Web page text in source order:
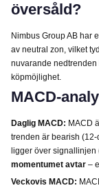
översåld?
Nimbus Group AB har
av neutral zon, vilket
nuvarande nedtrenden
köpmöjlighet.
MACD-
Daglig MACD: MACD
trenden är bearish
ligger över
momentumet avtar –
Veckovis MACD: